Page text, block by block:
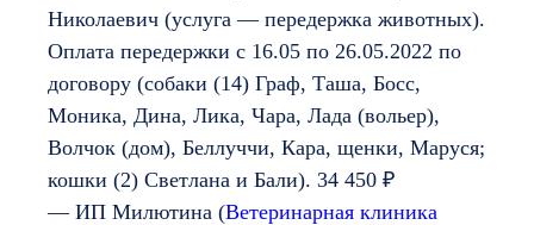
Николаевич (услуга — передержка животных).
Оплата передержки с 16.05 по 26.05.2022 по
договору (собаки (14) Граф, Таша, Босс,
Моника, Дина, Лика, Чара, Лада (вольер),
Волчок (дом), Беллуччи, Кара, щенки, Маруся;
кошки (2) Светлана и Бали). 34 450 ₽
— ИП Милютина (Ветеринарная клиника